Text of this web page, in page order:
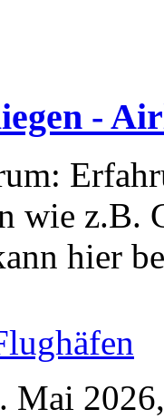
-
wie z.B.
hier
Mai